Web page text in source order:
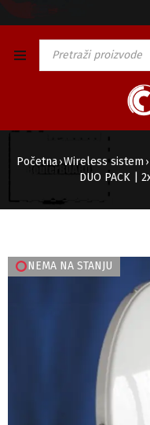
Početna ›Wireless sistem ›
DUO PACK |
NEMA NA STANJU